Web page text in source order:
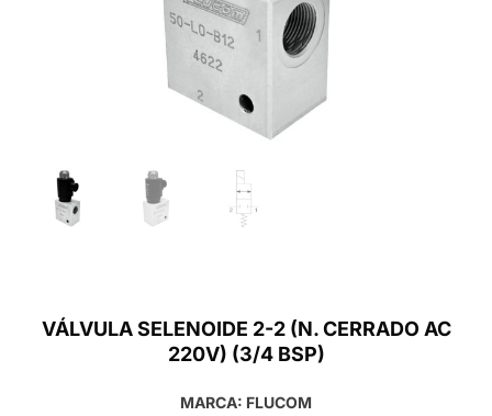
VÁLVULA SELENOIDE 2-2 (N. CERRADO AC
220V) (3/4 BSP)
MARCA: FLUCOM